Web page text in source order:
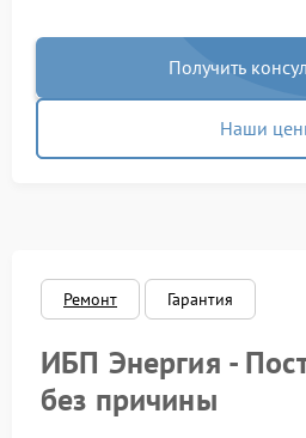
Получить
Наши
Ремонт Гарантия
ИБП Энергия -
без причины